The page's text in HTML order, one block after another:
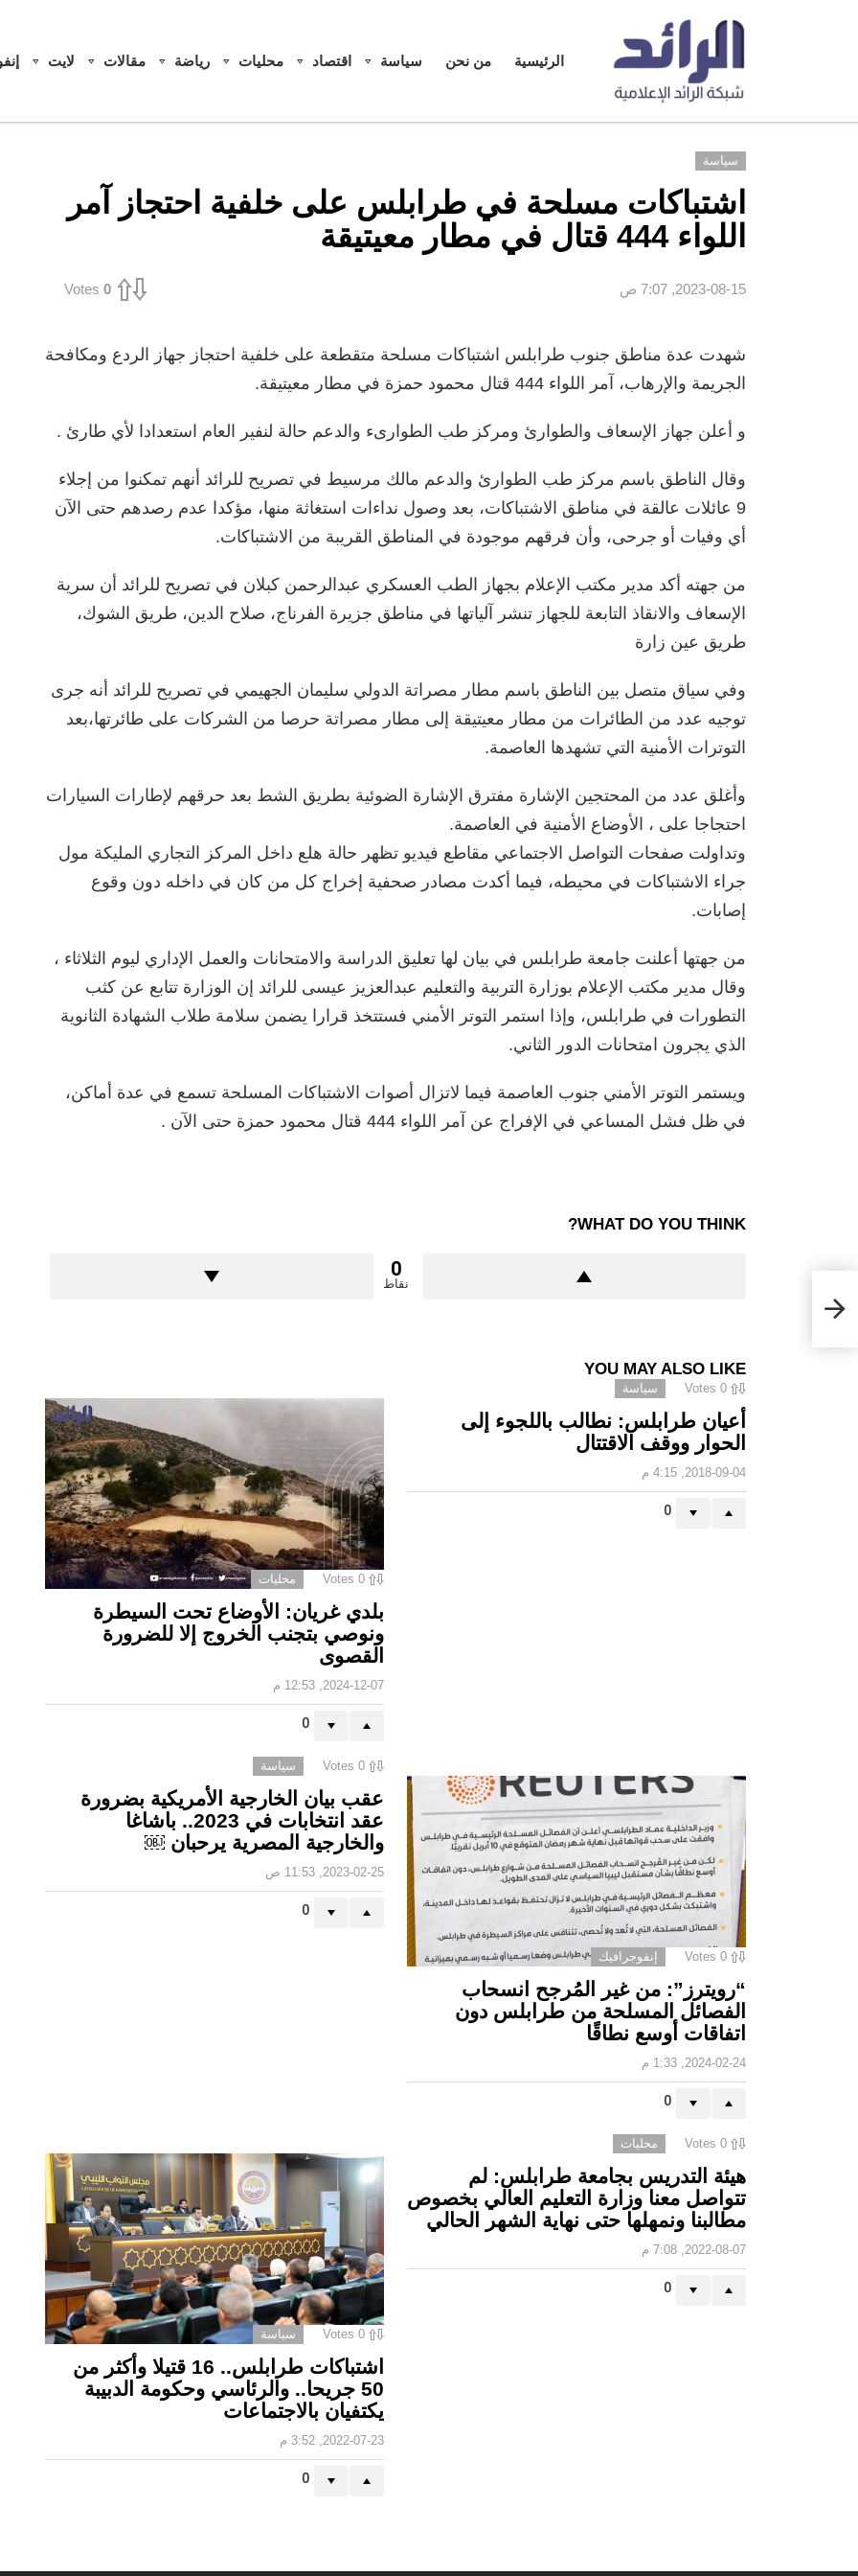
الرئيسية من نحن سياسة اقتصاد محليات رياضة مقالات لايت
سياسة
اشتباكات مسلحة في طرابلس على خلفية احتجاز آمر
اللواء 444 قتال في مطار معيتيقة
2023-08-15, 7:07 ص 0
Votes
شهدت عدة مناطق جنوب طرابلس اشتباكات مسلحة متقطعة على خلفية احتجاز جهاز الردع ومكافحة
الجريمة والإرهاب، آمر اللواء 444 قتال محمود حمزة في مطار معيتيقة.
و أعلن جهاز الإسعاف والطوارئ ومركز طب الطوارىء والدعم حالة لنفير العام استعدادا لأي طارئ .
وقال الناطق باسم مركز طب الطوارئ والدعم مالك مرسيط في تصريح للرائد أنهم تمكنوا من إجلاء
9 عائلات عالقة في مناطق الاشتباكات، بعد وصول نداءات استغاثة منها، مؤكدا عدم رصدهم حتى الآن
أي وفيات أو جرحى، وأن فرقهم موجودة في المناطق القريبة من الاشتباكات.
من جهته أكد مدير مكتب الإعلام بجهاز الطب العسكري عبدالرحمن كبلان في تصريح للرائد أن سرية
الإسعاف والانقاذ التابعة للجهاز تنشر آلياتها في مناطق جزيرة الفرناج، صلاح الدين، طريق الشوك،
طريق عين زارة
وفي سياق متصل بين الناطق باسم مطار مصراتة الدولي سليمان الجهيمي في تصريح للرائد أنه جرى
توجيه عدد من الطائرات من مطار معيتيقة إلى مطار مصراتة حرصا من الشركات على طائرتها،بعد
التوترات الأمنية التي تشهدها العاصمة.
وأغلق عدد من المحتجين الإشارة مفترق الإشارة الضوئية بطريق الشط بعد حرقهم لإطارات السيارات
احتجاجا على ، الأوضاع الأمنية في العاصمة.
وتداولت صفحات التواصل الاجتماعي مقاطع فيديو تظهر حالة هلع داخل المركز التجاري المليكة مول
جراء الاشتباكات في محيطه، فيما أكدت مصادر صحفية إخراج كل من كان في داخله دون وقوع
إصابات.
من جهتها أعلنت جامعة طرابلس في بيان لها تعليق الدراسة والامتحانات والعمل الإداري ليوم الثلاثاء ،
وقال مدير مكتب الإعلام بوزارة التربية والتعليم عبدالعزيز عيسى للرائد إن الوزارة تتابع عن كثب
التطورات في طرابلس، وإذا استمر التوتر الأمني فستتخذ قرارا يضمن سلامة طلاب الشهادة الثانوية
الذي يجرون امتحانات الدور الثاني.
ويستمر التوتر الأمني جنوب العاصمة فيما لاتزال أصوات الاشتباكات المسلحة تسمع في عدة أماكن،
في ظل فشل المساعي في الإفراج عن آمر اللواء 444 قتال محمود حمزة حتى الآن .
WHAT DO YOU THINK?
0
نقاط
YOU MAY ALSO LIKE
0
Votes سياسة
أعيان طرابلس: نطالب باللجوء إلى
الحوار ووقف الاقتتال
2018-09-04, 4:15 م
0
0
Votes محليات
بلدي غريان: الأوضاع تحت السيطرة
ونوصي بتجنب الخروج إلا للضرورة
القصوى
2024-12-07, 12:53 م
0
0
Votes إنفوجرافيك
“رويترز”: من غير المُرجح انسحاب
الفصائل المسلحة من طرابلس دون
اتفاقات أوسع نطاقًا
2024-02-24, 1:33 م
0
0
Votes سياسة
عقب بيان الخارجية الأمريكية بضرورة
عقد انتخابات في 2023.. باشاغا
والخارجية المصرية يرحبان ￼
2023-02-25, 11:53 ص
0
0
Votes محليات
هيئة التدريس بجامعة طرابلس: لم
تتواصل معنا وزارة التعليم العالي بخصوص
مطالبنا ونمهلها حتى نهاية الشهر الحالي
2022-08-07, 7:08 م
0
0
Votes سياسة
اشتباكات طرابلس.. 16 قتيلا وأكثر من
50 جريحا.. والرئاسي وحكومة الدبيبة
يكتفيان بالاجتماعات
2022-07-23, 3:52 م
0